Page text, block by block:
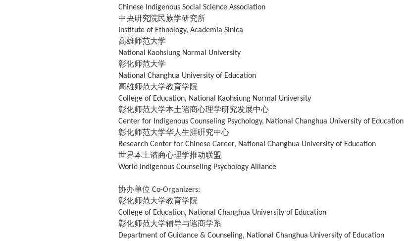
Chinese Indigenous Social Science Association
中央研究院民族学研究所
Institute of Ethnology, Academia Sinica
高雄师范大学
National Kaohsiung Normal University
彰化师范大学
National Changhua University of Education
高雄师范大学教育学院
College of Education, National Kaohsiung Normal University
彰化师范大学本土谘商心理学研究发展中心
Center for Indigenous Counseling Psychology, National Changhua University of Education
彰化师范大学华人生涯硏究中心
Research Center for Chinese Career, National Changhua University of Education
世界本土谘商心理学推动联盟
World Indigenous Counseling Psychology Alliance
协办单位 Co-Organizers:
彰化师范大学教育学院
College of Education, National Changhua University of Education
彰化师范大学辅导与谘商学系
Department of Guidance & Counseling, National Changhua University of Education